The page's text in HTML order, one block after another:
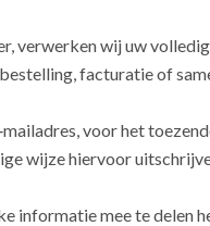
verwerken wij uw
facturatie of
voor het
wijze hiervoor
informatie mee te delen